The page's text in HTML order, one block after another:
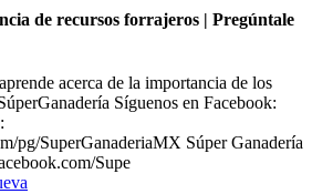
de recursos forrajeros | Pregúntale
acerca de la importancia de los
Síguenos en Facebook:
pg/SuperGanaderiaMX Súper Ganadería
Supe